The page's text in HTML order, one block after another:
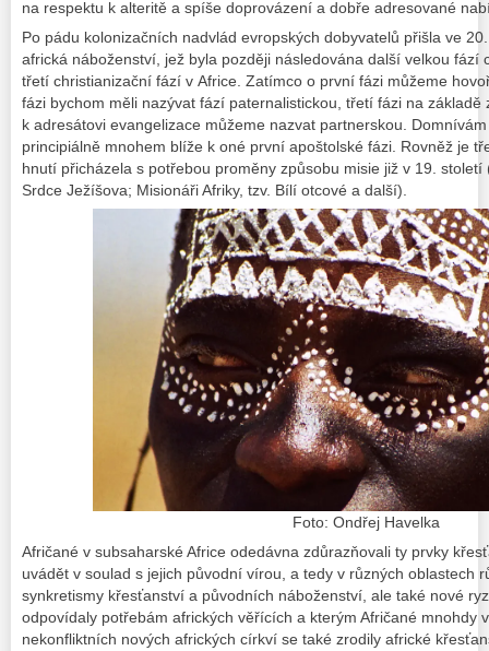
na respektu k alteritě a spíše doprovázení a dobře adresované
Po pádu kolonizačních nadvlád evropských dobyvatelů přišla ve
africká náboženství, jež byla později následována další velkou fází
třetí christianizační fází v Africe. Zatímco o první fázi můžeme
fázi bychom měli nazývat fází paternalistickou, třetí fázi na základě
k adresátovi evangelizace můžeme nazvat partnerskou.
principiálně mnohem blíže k oné první apoštolské fázi. Rovněž je
hnutí přicházela s potřebou proměny způsobu misie již v 19.
Srdce Ježíšova; Misionáři Afriky, tzv. Bílí otcové a další).
Foto: Ondřej Havelka
Afričané v subsaharské Africe odedávna zdůrazňovali ty prvky
uvádět v soulad s jejich původní vírou, a tedy v různých oblastech
synkretismy křesťanství a původních náboženství, ale také nové
odpovídaly potřebám afrických věřících a kterým Afričané mnohdy
nekonfliktních nových afrických církví se také zrodily africké